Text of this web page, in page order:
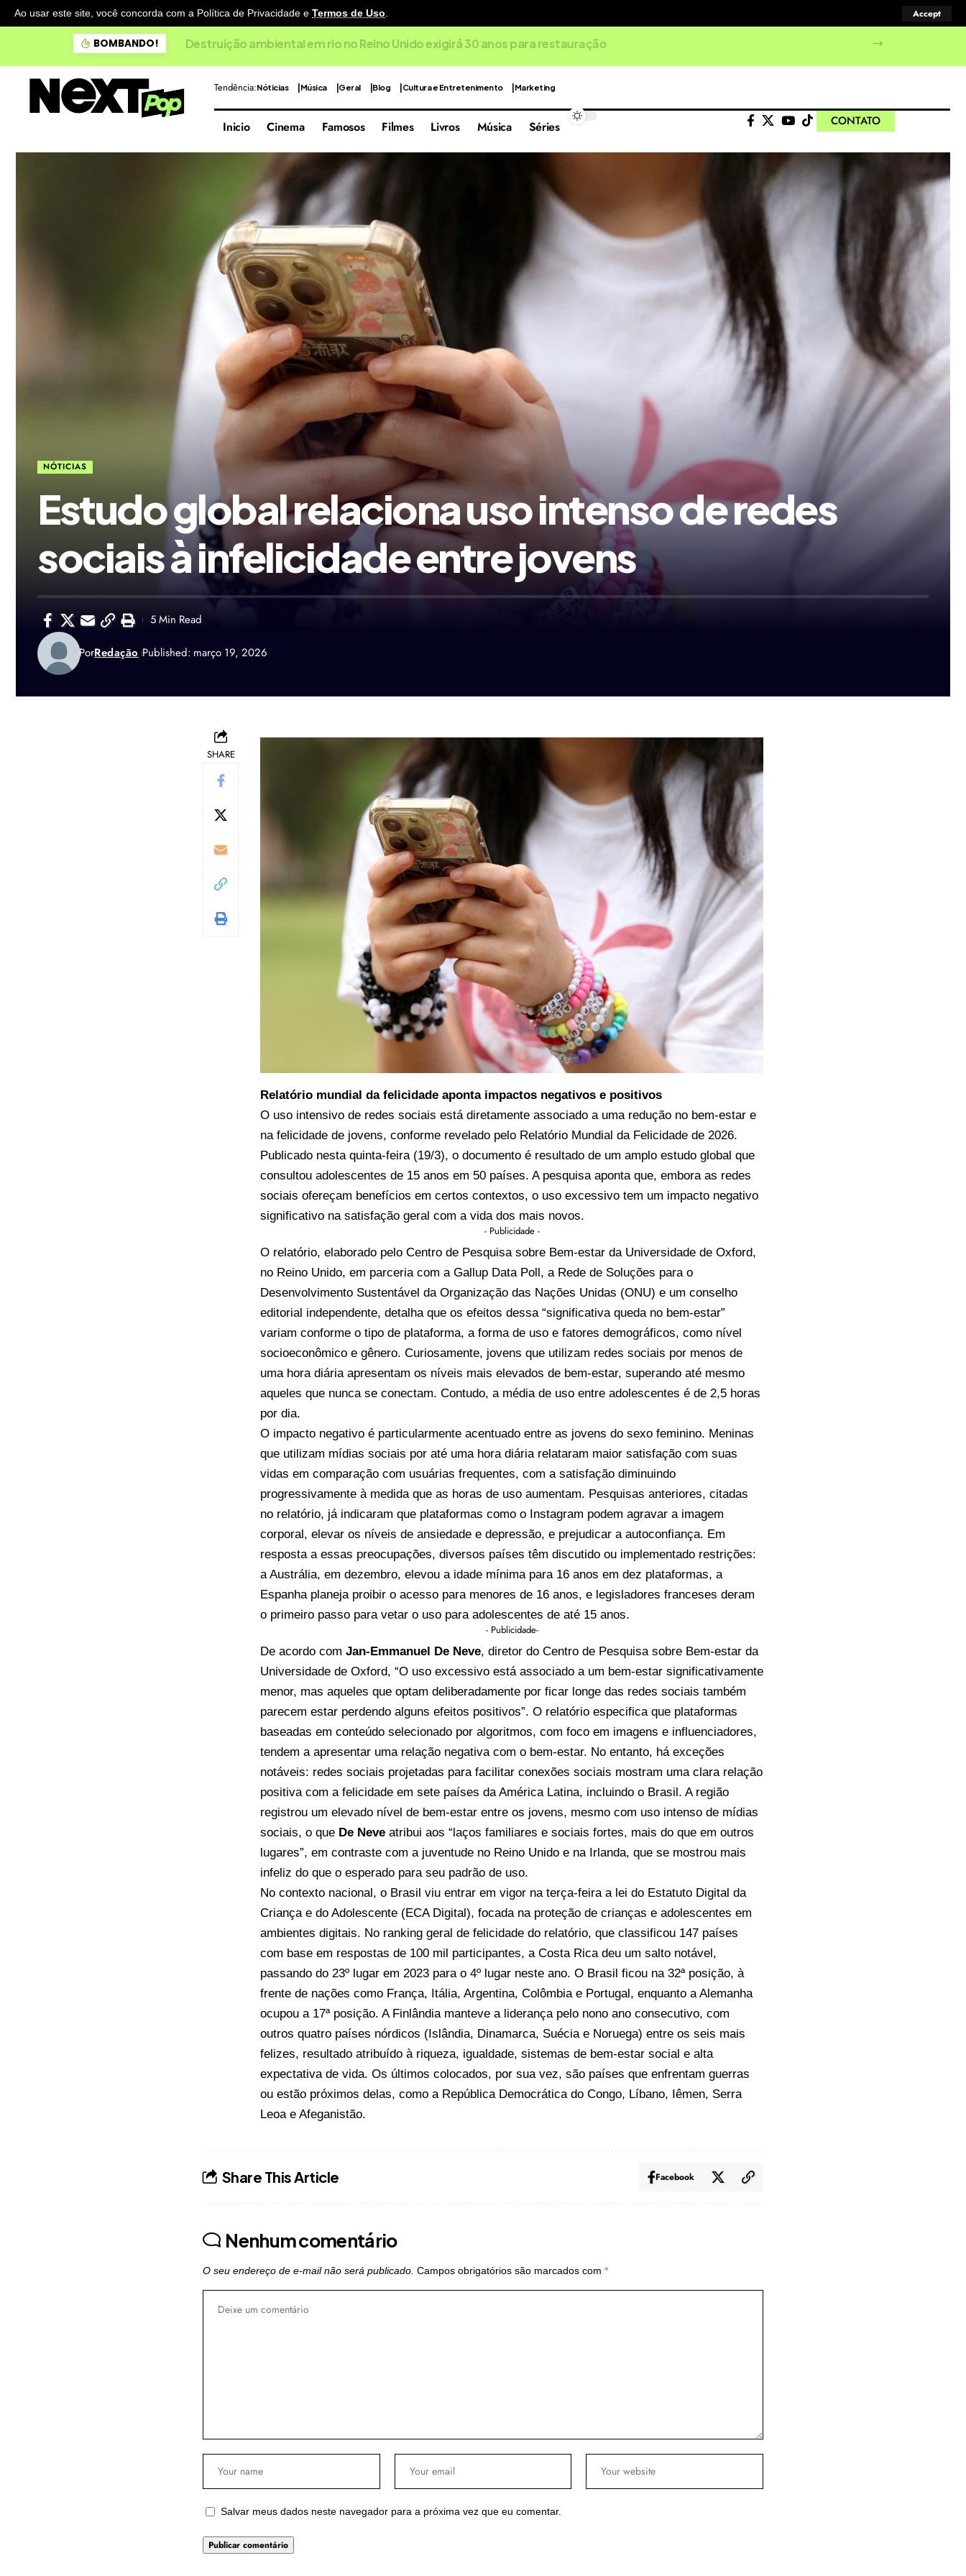
Ao usar este site, você concorda com a Política de Privacidade e Termos de Uso. Accept
BOMBANDO! Destruição ambiental em rio no Reino Unido exigirá 30 anos para restauração
Tendência:Nóticias Música Geral Blog Cultura e Entretenimento Marketing
Inicio Cinema Famosos Filmes Livros Música Séries CONTATO
NÓTICIAS
Estudo global relaciona uso intenso de redes
sociais à infelicidade entre jovens
PorRedação Published: março 19, 2026
5 Min Read
SHARE
Relatório mundial da felicidade aponta impactos negativos e positivos
O uso intensivo de redes sociais está diretamente associado a uma redução no bem-estar e
na felicidade de jovens, conforme revelado pelo Relatório Mundial da Felicidade de 2026.
Publicado nesta quinta-feira (19/3), o documento é resultado de um amplo estudo global que
consultou adolescentes de 15 anos em 50 países. A pesquisa aponta que, embora as redes
sociais ofereçam benefícios em certos contextos, o uso excessivo tem um impacto negativo
significativo na satisfação geral com a vida dos mais novos.
- Publicidade -
O relatório, elaborado pelo Centro de Pesquisa sobre Bem-estar da Universidade de Oxford,
no Reino Unido, em parceria com a Gallup Data Poll, a Rede de Soluções para o
Desenvolvimento Sustentável da Organização das Nações Unidas (ONU) e um conselho
editorial independente, detalha que os efeitos dessa “significativa queda no bem-estar”
variam conforme o tipo de plataforma, a forma de uso e fatores demográficos, como nível
socioeconômico e gênero. Curiosamente, jovens que utilizam redes sociais por menos de
uma hora diária apresentam os níveis mais elevados de bem-estar, superando até mesmo
aqueles que nunca se conectam. Contudo, a média de uso entre adolescentes é de 2,5 horas
por dia.
O impacto negativo é particularmente acentuado entre as jovens do sexo feminino. Meninas
que utilizam mídias sociais por até uma hora diária relataram maior satisfação com suas
vidas em comparação com usuárias frequentes, com a satisfação diminuindo
progressivamente à medida que as horas de uso aumentam. Pesquisas anteriores, citadas
no relatório, já indicaram que plataformas como o Instagram podem agravar a imagem
corporal, elevar os níveis de ansiedade e depressão, e prejudicar a autoconfiança. Em
resposta a essas preocupações, diversos países têm discutido ou implementado restrições:
a Austrália, em dezembro, elevou a idade mínima para 16 anos em dez plataformas, a
Espanha planeja proibir o acesso para menores de 16 anos, e legisladores franceses deram
o primeiro passo para vetar o uso para adolescentes de até 15 anos.
- Publicidade-
De acordo com Jan-Emmanuel De Neve, diretor do Centro de Pesquisa sobre Bem-estar da
Universidade de Oxford, “O uso excessivo está associado a um bem-estar significativamente
menor, mas aqueles que optam deliberadamente por ficar longe das redes sociais também
parecem estar perdendo alguns efeitos positivos”. O relatório especifica que plataformas
baseadas em conteúdo selecionado por algoritmos, com foco em imagens e influenciadores,
tendem a apresentar uma relação negativa com o bem-estar. No entanto, há exceções
notáveis: redes sociais projetadas para facilitar conexões sociais mostram uma clara relação
positiva com a felicidade em sete países da América Latina, incluindo o Brasil. A região
registrou um elevado nível de bem-estar entre os jovens, mesmo com uso intenso de mídias
sociais, o que De Neve atribui aos “laços familiares e sociais fortes, mais do que em outros
lugares”, em contraste com a juventude no Reino Unido e na Irlanda, que se mostrou mais
infeliz do que o esperado para seu padrão de uso.
No contexto nacional, o Brasil viu entrar em vigor na terça-feira a lei do Estatuto Digital da
Criança e do Adolescente (ECA Digital), focada na proteção de crianças e adolescentes em
ambientes digitais. No ranking geral de felicidade do relatório, que classificou 147 países
com base em respostas de 100 mil participantes, a Costa Rica deu um salto notável,
passando do 23º lugar em 2023 para o 4º lugar neste ano. O Brasil ficou na 32ª posição, à
frente de nações como França, Itália, Argentina, Colômbia e Portugal, enquanto a Alemanha
ocupou a 17ª posição. A Finlândia manteve a liderança pelo nono ano consecutivo, com
outros quatro países nórdicos (Islândia, Dinamarca, Suécia e Noruega) entre os seis mais
felizes, resultado atribuído à riqueza, igualdade, sistemas de bem-estar social e alta
expectativa de vida. Os últimos colocados, por sua vez, são países que enfrentam guerras
ou estão próximos delas, como a República Democrática do Congo, Líbano, Iêmen, Serra
Leoa e Afeganistão.
Share This Article Facebook
Nenhum comentário
O seu endereço de e-mail não será publicado. Campos obrigatórios são marcados com *
Salvar meus dados neste navegador para a próxima vez que eu comentar.